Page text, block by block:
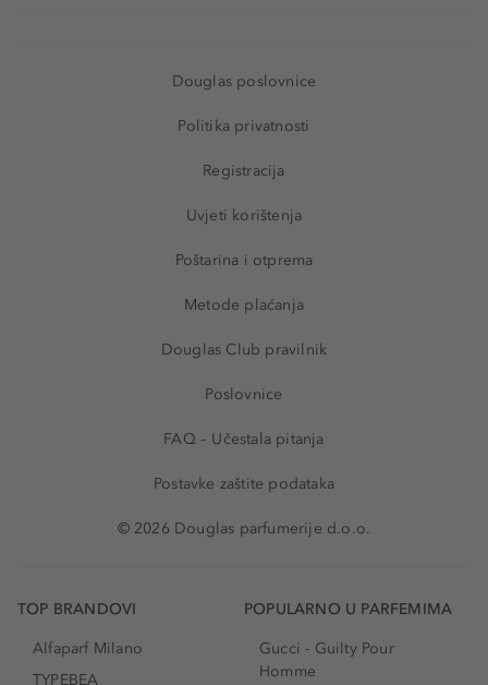
Douglas poslovnice
Politika privatnosti
Registracija
Uvjeti korištenja
Poštarina i otprema
Metode plaćanja
Douglas Club pravilnik
Poslovnice
FAQ – Učestala pitanja
Postavke zaštite podataka
© 2026 Douglas parfumerije d.o.o.
TOP BRANDOVI
Alfaparf Milano
TYPEBEA
POPULARNO U PARFEMIMA
Gucci - Guilty Pour
Homme